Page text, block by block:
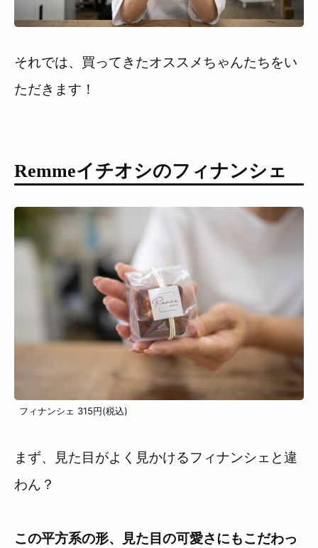
それでは、買ってきたオススメちゃんたちをい
ただきます！
Remmeイチオシのフィナンシェ
フィナンシェ 315円(税込)
まず、見た目がよく見かけるフィナンシェと違
わん？
この平方系の形、見た目の可愛さにもこだわっ